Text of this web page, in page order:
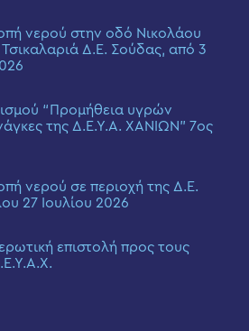
νερού στην οδό Νικολάου
Δ.Ε. Σούδας, από 3
“Προμήθεια υγρών
της Δ.Ε.Υ.Α. ΧΑΝΙΩΝ” 7ος
νερού σε περιοχή της Δ.Ε.
27 Ιουλίου 2026
επιστολή προς τους